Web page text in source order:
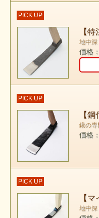
PICK UP
【
地中深
価格
PICK UP
【
鍬の専
価格
PICK UP
【
地中深